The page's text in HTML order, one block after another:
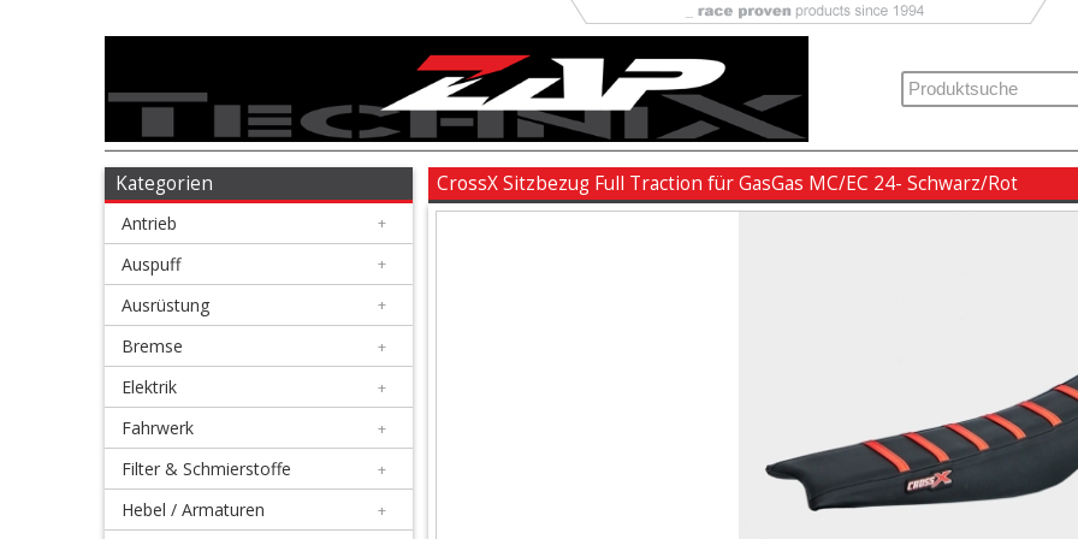
Antrieb
Auspuff
Ausrüstung
Bremse
Elektrik
Fahrwerk
Kategorien
Antrieb +
Auspuff +
Ausrüstung +
Bremse +
Elektrik +
Fahrwerk +
Filter & Schmierstoffe +
Hebel / Armaturen +
CrossX Sitzbezug Full Traction für GasGas MC/EC 24- Schwarz/Rot